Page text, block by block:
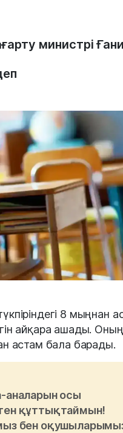
министрі
8 мыңнан
айқара ашады. Оның
астам бала барады.
аналарын осы
құттықтаймын!
бен